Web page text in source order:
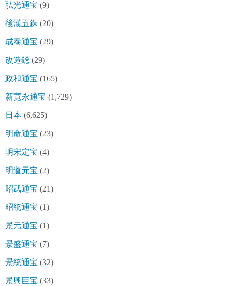
弘光通宝 (9)
後漢五銖 (20)
成泰通宝 (29)
改造鐚 (29)
政和通宝 (165)
新寛永通宝 (1,729)
日本 (6,625)
明命通宝 (23)
明宋定宝 (4)
明道元宝 (2)
昭武通宝 (21)
昭統通宝 (1)
景元通宝 (1)
景盛通宝 (7)
景統通宝 (32)
景興巨宝 (33)